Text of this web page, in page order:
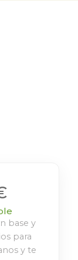
base y
para
y te